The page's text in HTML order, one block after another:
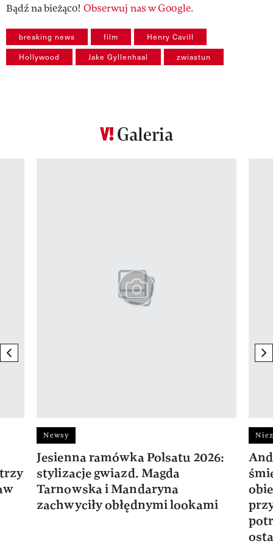
Bądź na bieżąco! Obserwuj nas w Google.
breaking news film Henry Cavill
Hollywood Jake Gyllenhaal zwiastun
Galeria
previous element
Newsy
Jesienna ramówka Polsatu 2026:
stylizacje gwiazd. Magda
Tarnowska i Mandaryna
zachwyciły obłędnymi lookami